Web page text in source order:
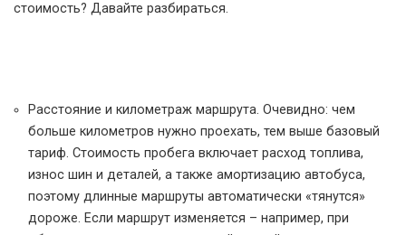
стоимость? Давайте разбираться.
Расстояние и километраж маршрута. Очевидно: чем
больше километров нужно проехать, тем выше базовый
тариф. Стоимость пробега включает расход топлива,
износ шин и деталей, а также амортизацию автобуса,
поэтому длинные маршруты автоматически «тянутся»
дороже. Если маршрут изменяется – например, при